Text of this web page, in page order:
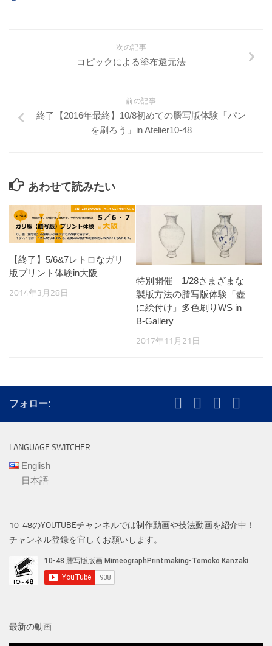
次の記事
コピックによる塗布還元法
前の記事
終了【2016年最終】10/8初めての謄写版体験「パン
を刷ろう」in Atelier10-48
あわせて読みたい
【終了】5/6&7レトロなガリ
版プリント体験in大阪
2014年3月28日
特別開催｜1/28さまざまな
製版方法の謄写版体験「壺
に絵付け」多色刷りWS in
B-Gallery
2017年11月21日
フォロー:
LANGUAGE SWITCHER
English
日本語
10-48のYOUTUBEチャンネルでは制作動画や技法動画を紹介中！
チャンネル登録を宜しくお願いします。
最新の動画